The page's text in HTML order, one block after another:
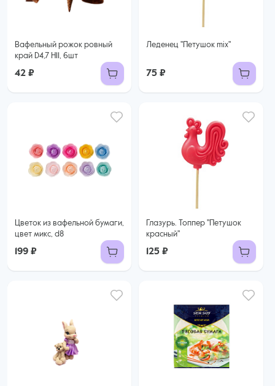
Вафельный рожок ровный
край D4,7 H11, 6шт
42 ₽
Леденец "Петушок mix"
75 ₽
Цветок из вафельной бумаги,
цвет микс, d8
199 ₽
Глазурь. Топпер "Петушок
красный"
125 ₽